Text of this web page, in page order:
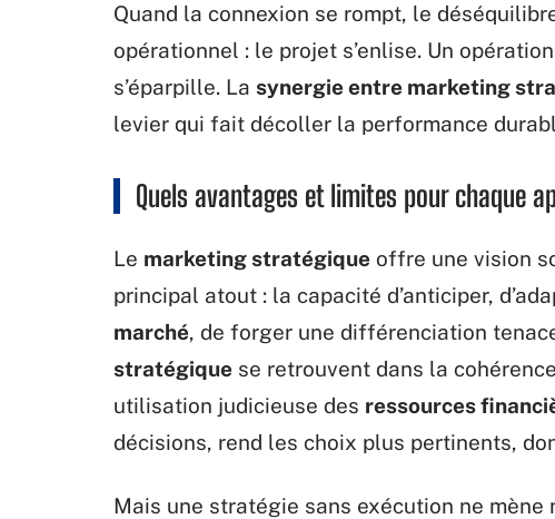
Quand la connexion se rompt, le
opérationnel : le projet s’enlise. Un
s’éparpille. La synergie entre marketing
levier qui fait décoller la performance
Quels avantages et limites pour chaque
Le marketing stratégique offre une vision
principal atout : la capacité d’anticiper,
marché, de forger une différenciation
stratégique se retrouvent dans la
utilisation judicieuse des ressources
décisions, rend les choix plus pertinents,
Mais une stratégie sans exécution ne